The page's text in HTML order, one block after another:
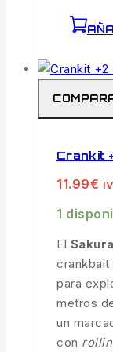
Crankit
11.99€
1
El
crankbait
para
metros
un
con